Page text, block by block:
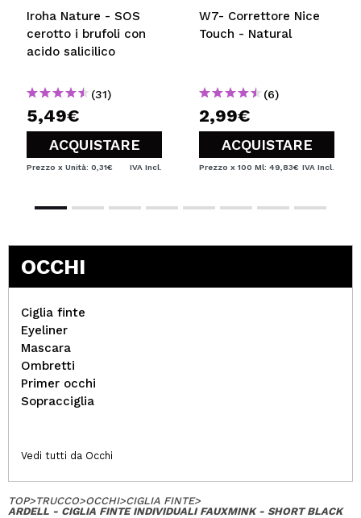
Iroha Nature - SOS
cerotto i brufoli con
acido salicilico
(31)
5,49€
ACQUISTARE
Prezzo x Unità: 0,31€ IVA Incl.
W7- Correttore Nice
Touch - Natural
(6)
2,99€
ACQUISTARE
Prezzo x 100 Ml: 49,83€ IVA Incl.
OCCHI
Ciglia finte
Eyeliner
Mascara
Ombretti
Primer occhi
Sopracciglia
Vedi tutti da Occhi
TOP>TRUCCO>OCCHI>CIGLIA FINTE>
ARDELL - CIGLIA FINTE INDIVIDUALI FAUXMINK - SHORT BLACK